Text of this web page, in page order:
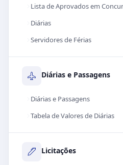
Lista de Aprovados em
Diárias
Servidores de Férias
Diárias e Passagens
Diárias e Passagens
Tabela de Valores de Diárias
Licitações